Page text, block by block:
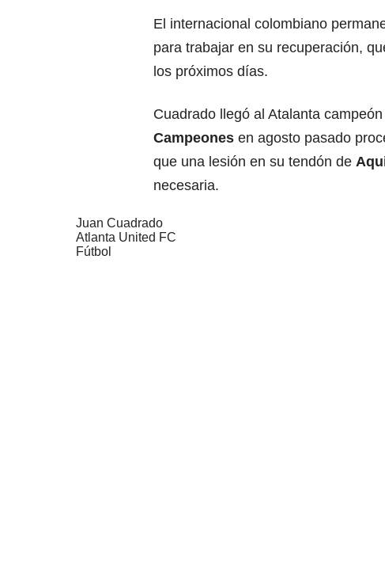
El internacional colombiano
para trabajar en su recuperación,
los próximos días.
Cuadrado llegó al Atalanta
Campeones en agosto pasado
que una lesión en su tendón de
necesaria.
Juan Cuadrado
Atlanta United FC
Fútbol